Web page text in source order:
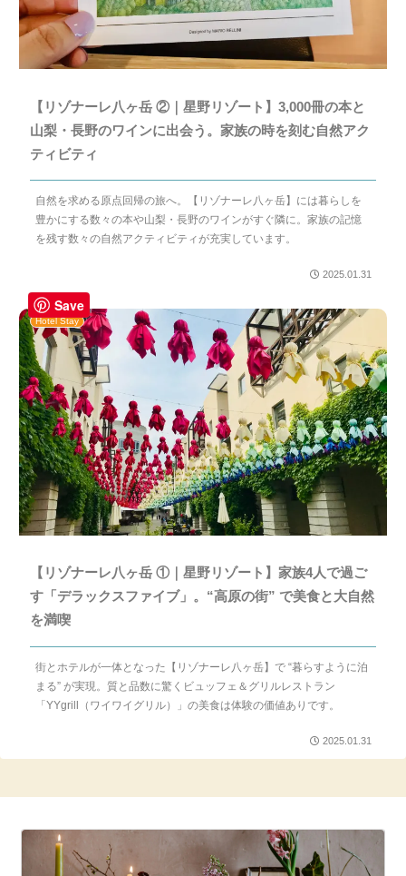
【リゾナーレ八ヶ岳 ②｜星野リゾート】3,000冊の本と
山梨・長野のワインに出会う。家族の時を刻む自然アク
ティビティ
自然を求める原点回帰の旅へ。【リゾナーレ八ヶ岳】には暮らしを
豊かにする数々の本や山梨・長野のワインがすぐ隣に。家族の記憶
を残す数々の自然アクティビティが充実しています。
2025.01.31
Hotel Stay
【リゾナーレ八ヶ岳 ①｜星野リゾート】家族4人で過ご
す「デラックスファイブ」。“高原の街” で美食と大自然
を満喫
街とホテルが一体となった【リゾナーレ八ヶ岳】で “暮らすように泊
まる” が実現。質と品数に驚くビュッフェ＆グリルレストラン
「YYgrill（ワイワイグリル）」の美食は体験の価値ありです。
2025.01.31
Save